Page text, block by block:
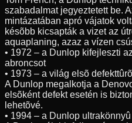
szabadalmat jegyeztetett be.
mintázatában apró vájatok
késõbb kicsapták a vizet az
aquaplaning, azaz a vízen
• 1972 – a Dunlop kifejleszti
abroncsot
• 1973 – a világ elsõ
A Dunlop megalkotja a
elsõként defekt esetén is
lehetõvé.
• 1994 – a Dunlop